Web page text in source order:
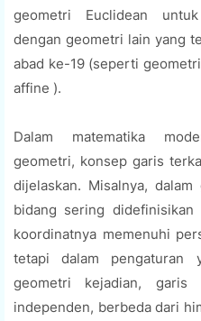
geometri Euclidean
dengan geometri lain yang
abad ke-19 (seperti
affine ).
Dalam matematika
geometri, konsep garis
dijelaskan. Misalnya,
bidang sering
koordinatnya memenuhi
tetapi dalam pengaturan
geometri kejadian, garis
independen, berbeda dari